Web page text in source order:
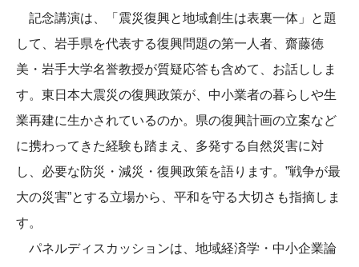
記念講演は、「震災復興と地域創生は表裏一体」と題
して、岩手県を代表する復興問題の第一人者、齋藤徳
美・岩手大学名誉教授が質疑応答も含めて、お話ししま
す。東日本大震災の復興政策が、中小業者の暮らしや生
業再建に生かされているのか。県の復興計画の立案など
に携わってきた経験も踏まえ、多発する自然災害に対
し、必要な防災・減災・復興政策を語ります。”戦争が最
大の災害”とする立場から、平和を守る大切さも指摘しま
す。
パネルディスカッションは、地域経済学・中小企業論